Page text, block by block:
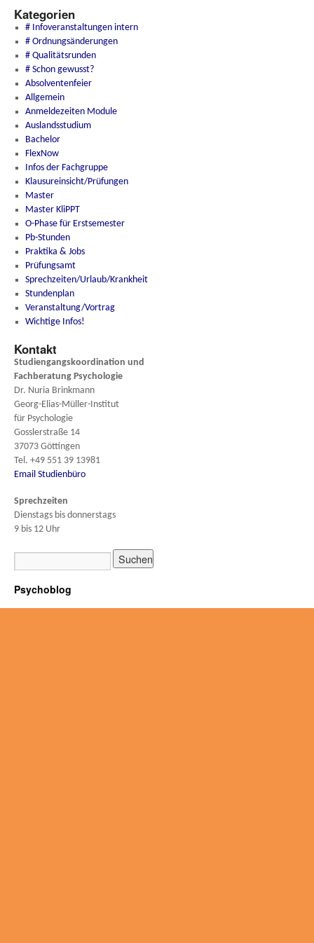
Kategorien
# Infoveranstaltungen intern
# Ordnungsänderungen
# Qualitätsrunden
# Schon gewusst?
Absolventenfeier
Allgemein
Anmeldezeiten Module
Auslandsstudium
Bachelor
FlexNow
Infos der Fachgruppe
Klausureinsicht/Prüfungen
Master
Master KliPPT
O-Phase für Erstsemester
Pb-Stunden
Praktika & Jobs
Prüfungsamt
Sprechzeiten/Urlaub/Krankheit
Stundenplan
Veranstaltung/Vortrag
Wichtige Infos!
Kontakt
Studiengangskoordination und
Fachberatung Psychologie
Dr. Nuria Brinkmann
Georg-Elias-Müller-Institut
für Psychologie
Gosslerstraße 14
37073 Göttingen
Tel. +49 551 39 13981
Email Studienbüro
Sprechzeiten
Dienstags bis donnerstags
9 bis 12 Uhr
Psychoblog